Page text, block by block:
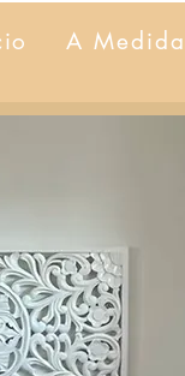
A Medida